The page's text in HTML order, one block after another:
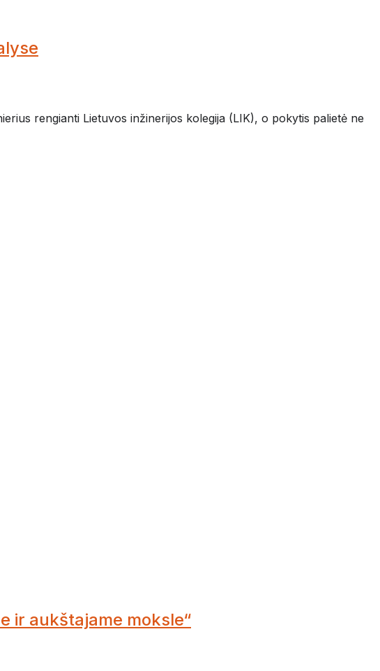
rengianti Lietuvos inžinerijos kolegija (LIK), o pokytis palietė ne
ir aukštajame moksle“